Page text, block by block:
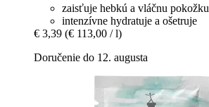
zaisťuje hebkú a vláčnu pokožku
intenzívne hydratuje a ošetruje
€ 3,39 (€ 113,00 / l)
Doručenie do 12. augusta